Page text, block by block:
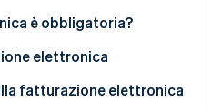
è obbligatoria?
elettronica
fatturazione elettronica